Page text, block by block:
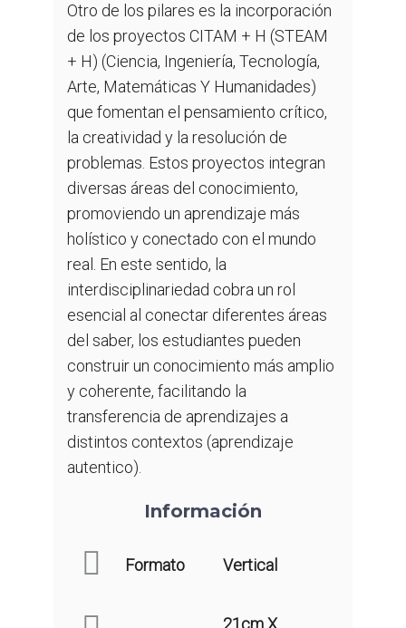
Otro de los pilares es la incorporación
de los proyectos CITAM + H (STEAM
+ H) (Ciencia, Ingeniería, Tecnología,
Arte, Matemáticas Y Humanidades)
que fomentan el pensamiento crítico,
la creatividad y la resolución de
problemas. Estos proyectos integran
diversas áreas del conocimiento,
promoviendo un aprendizaje más
holístico y conectado con el mundo
real. En este sentido, la
interdisciplinariedad cobra un rol
esencial al conectar diferentes áreas
del saber, los estudiantes pueden
construir un conocimiento más amplio
y coherente, facilitando la
transferencia de aprendizajes a
distintos contextos (aprendizaje
autentico).
Información
Formato Vertical
21cm X